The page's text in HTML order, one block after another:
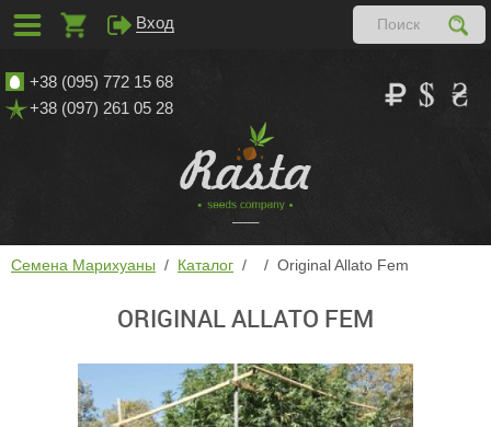
+38 (095) 772 15 68
+38 (097) 261 05 28
Семена Марихуаны Каталог Original Allato Fem
ORIGINAL ALLATO FEM
Вход